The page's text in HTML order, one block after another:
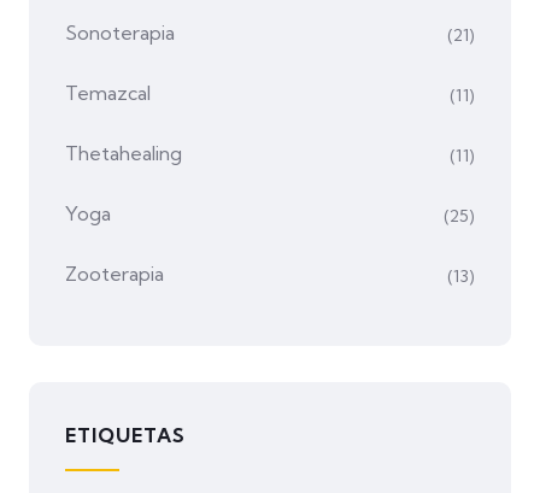
Sonoterapia (21)
Temazcal (11)
Thetahealing (11)
Yoga (25)
Zooterapia (13)
ETIQUETAS